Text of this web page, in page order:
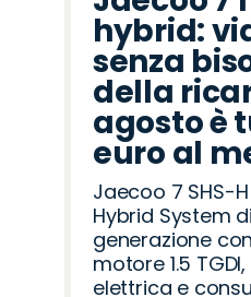
hybrid:
senza
della
agosto è
euro al
Jaecoo 7 SHS-
Hybrid System
generazione
motore 1.5
elettrica e